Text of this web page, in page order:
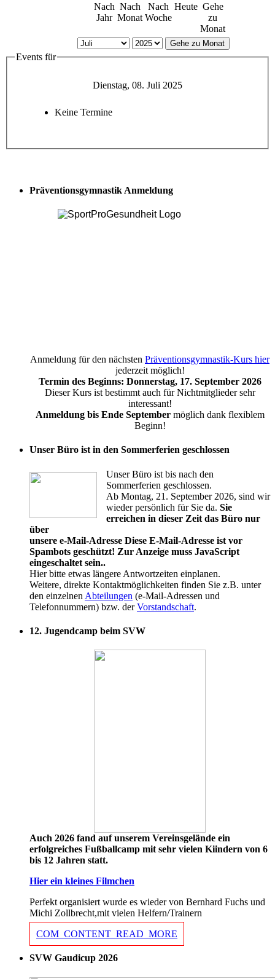
Nach
Jahr
Nach
Monat
Nach
Woche
Heute Gehe
zu
Monat
Gehe zu Monat
Events für
Dienstag, 08. Juli 2025
Keine Termine
Präventionsgymnastik Anmeldung
Anmeldung für den nächsten Präventionsgymnastik-Kurs hier
jederzeit möglich!
Termin des Beginns: Donnerstag, 17. September 2026
Dieser Kurs ist bestimmt auch für Nichtmitglieder sehr
interessant!
Anmeldung bis Ende September möglich dank flexiblem
Beginn!
Unser Büro ist in den Sommerferien geschlossen
Unser Büro ist bis nach den
Sommerferien geschlossen.
Ab Montag, 21. September 2026, sind wir
wieder persönlich für Sie da. Sie
erreichen in dieser Zeit das Büro nur
über
unsere e-Mail-Adresse Diese E-Mail-Adresse ist vor
Spambots geschützt! Zur Anzeige muss JavaScript
eingeschaltet sein..
Hier bitte etwas längere Antwortzeiten einplanen.
Weitere, direkte Kontaktmöglichkeiten finden Sie z.B. unter
den einzelnen Abteilungen (e-Mail-Adressen und
Telefonnummern) bzw. derVorstandschaft.
12. Jugendcamp beim SVW
Auch 2026 fand auf unserem Vereinsgelände ein
erfolgreiches Fußballcamp mit sehr vielen Kiindern von 6
bis 12 Jahren statt.
Hier ein kleines Filmchen
Perfekt organisiert wurde es wieder von Bernhard Fuchs und
Michi Zollbrecht,mit vielen Helfern/Trainern
COM_CONTENT_READ_MORE
SVW Gaudicup 2026